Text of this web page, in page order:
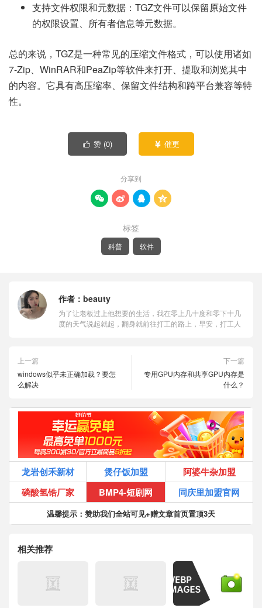
支持文件权限和元数据：TGZ文件可以保留原始文件
的权限设置、所有者信息等元数据。
总的来说，TGZ是一种常见的压缩文件格式，可以使用诸如
7-Zip、WinRAR和PeaZip等软件来打开、提取和浏览其中
的内容。它具有高压缩率、保留文件结构和跨平台兼容等特
性。
 赞 (0)  催更
分享到
   
标签
科普 软件
作者： beauty
为了让老板过上他想要的生活，我在零上几十度和零下十几
度的天气说起就起，翻身就前往打工的路上，早安，打工人
上一篇
windows似乎未正确加载？要怎
么解决
下一篇
专用GPU内存和共享GPU内存是
什么？
龙岩创禾新材 煲仔饭加盟
阿婆牛杂加盟
磷酸氢锆厂家
BMP4-短剧网 同庆里加盟官网
温馨提示：赞助我们全站可见+赠文章首页置顶3天
相关推荐